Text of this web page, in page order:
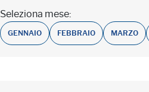
Seleziona mese:
GENNAIO FEBBRAIO MARZO